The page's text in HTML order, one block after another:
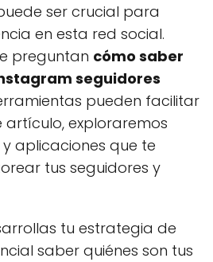
ser crucial para
en esta red social.
preguntan cómo saber
seguidores
pueden facilitar
artículo, exploraremos
aplicaciones que te
tus seguidores y
tu estrategia de
saber quiénes son tus